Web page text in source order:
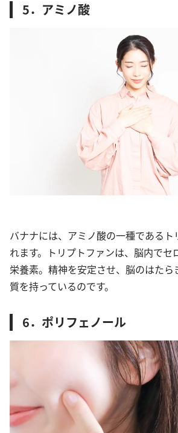
5．アミノ酸
バナナには、アミノ酸の一種であるト
れます。トリプトファンは、脳内でセ
栄養素。精神を安定させ、脳のはた
質を持っているのです。
6．ポリフェノール